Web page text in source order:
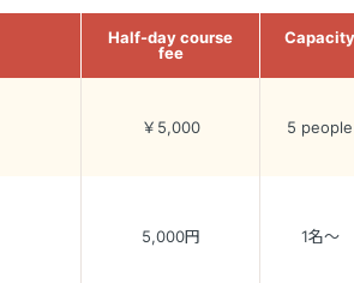
Half-day course
fee
Capacity
￥5,000 5 people
5,000円 1名～